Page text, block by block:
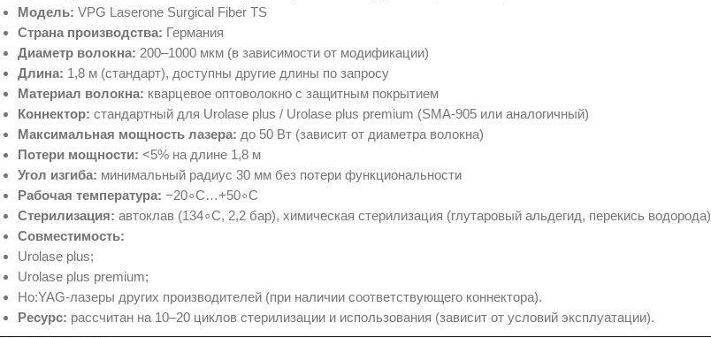
Модель: VPG Laserone Surgical Fiber TS
Страна производства: Германия
Диаметр волокна: 200–1000 мкм (в зависимости от модификации)
Длина: 1,8 м (стандарт), доступны другие длины по запросу
Материал волокна: кварцевое оптоволокно с защитным покрытием
Коннектор: стандартный для Urolase plus / Urolase plus premium (SMA‑905 или аналогичный)
Максимальная мощность лазера: до 50 Вт (зависит от диаметра волокна)
Потери мощности: <5% на длине 1,8 м
Угол изгиба: минимальный радиус 30 мм без потери функциональности
Рабочая температура: −20∘C…+50∘C
Стерилизация: автоклав (134∘C, 2,2 бар), химическая стерилизация (глутаровый альдегид, перекись водорода)
Совместимость:
Urolase plus;
Urolase plus premium;
Ho:YAG‑лазеры других производителей (при наличии соответствующего коннектора).
Ресурс: рассчитан на 10–20 циклов стерилизации и использования (зависит от условий эксплуатации).